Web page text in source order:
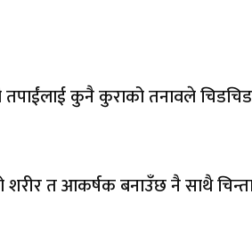
तपाईंलाई कुनै कुराको तनावले
शरीर त आकर्षक बनाउँछ नै साथै